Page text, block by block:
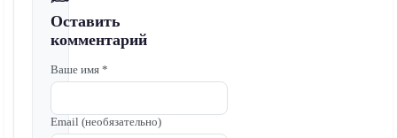
Оставить
комментарий
Ваше имя *
Email (необязательно)